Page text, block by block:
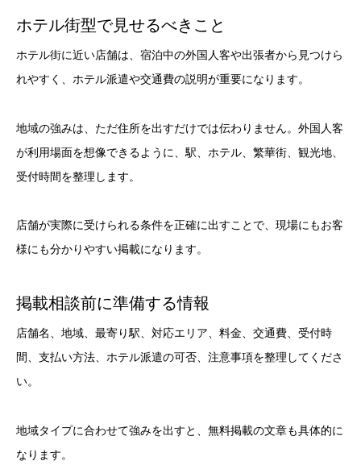
ホテル街型で見せるべきこと
ホテル街に近い店舗は、宿泊中の外国人客や出張者から見つけら
れやすく、ホテル派遣や交通費の説明が重要になります。
地域の強みは、ただ住所を出すだけでは伝わりません。外国人客
が利用場面を想像できるように、駅、ホテル、繁華街、観光地、
受付時間を整理します。
店舗が実際に受けられる条件を正確に出すことで、現場にもお客
様にも分かりやすい掲載になります。
掲載相談前に準備する情報
店舗名、地域、最寄り駅、対応エリア、料金、交通費、受付時
間、支払い方法、ホテル派遣の可否、注意事項を整理してくださ
い。
地域タイプに合わせて強みを出すと、無料掲載の文章も具体的に
なります。